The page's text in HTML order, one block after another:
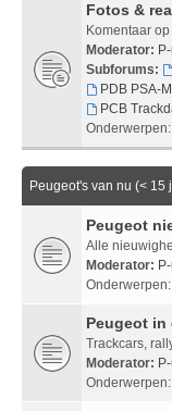
Fotos &
Komentaar
Moderator:
Subforums:
PDB PSA-
PCB
Onderwerpen:
Peugeot's van nu (<
Peugeot
Alle
Moderator:
Onderwerpen:
Peugeot in
Trackcars,
Moderator:
Onderwerpen: